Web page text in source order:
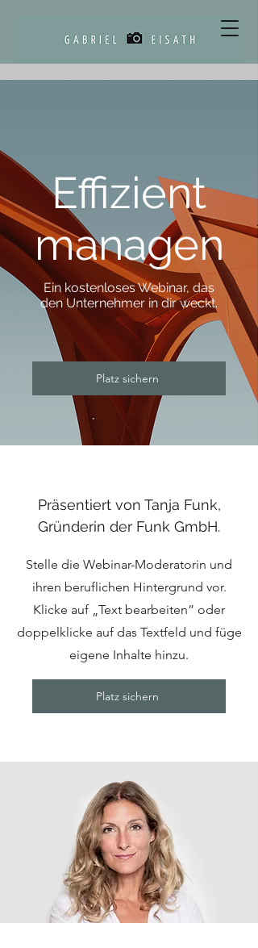
Effizient
managen
Ein kostenloses Webinar, das
den Unternehmer in dir weckt.
Platz sichern
Präsentiert von Tanja Funk,
Gründerin der Funk GmbH.
Stelle die Webinar-Moderatorin und
ihren beruflichen Hintergrund vor.
Klicke auf „Text bearbeiten” oder
doppelklicke auf das Textfeld und füge
eigene Inhalte hinzu.
Platz sichern